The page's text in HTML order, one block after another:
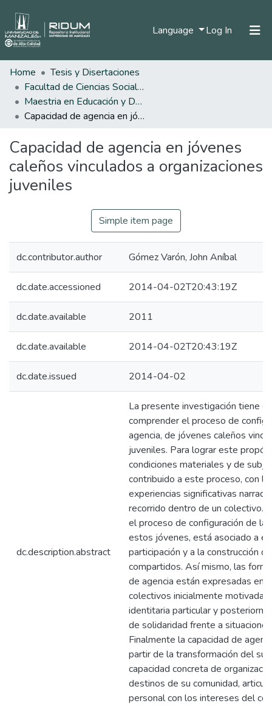
Language Log In (current)
Statistics
Home
Tesis y Disertaciones
Facultad de Ciencias Sociales y Humanas
Maestria en Educación y Desarrollo Humano
Capacidad de agencia en jóvenes caleños vinculados a organizaciones juveniles
Capacidad de agencia en jóvenes
caleños vinculados a organizaciones
juveniles
Simple item page
dc.contributor.author Gómez Varón, John Aníbal
dc.date.accessioned 2014-04-02T20:43:19Z
dc.date.available 2011
dc.date.available 2014-04-02T20:43:19Z
dc.date.issued 2014-04-02
dc.description.abstract
La presente investigación tiene
comprender el proceso de
agencia, de jóvenes caleños
juveniles. Para lograr este
condiciones materiales y de
contribuido a este proceso, con
experiencias significativas
recorrido dentro de un colectivo.
el proceso de configuración de la
estos jóvenes, está asociado a
participación y a la construcción
compartidos. Así mismo, las
de agencia están expresadas en
colectivos inicialmente motivadas
identitaria particular y
de solidaridad frente a
Finalmente la capacidad de
partir de la transformación del
capacidad concreta de
destinos de su comunidad,
personal con los intereses del